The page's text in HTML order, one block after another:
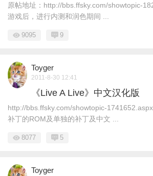
原帖地址：http://bbs.ffsky.com/showtopic-
游戏后，进行内测和润色期间 ...
9095 9
Toyger
2011-8-30 12:41
《Live A Live》中文汉化版
http://bbs.ffsky.com/showtopic-
补丁的ROM及单独的补丁及中文 ...
8077 5
Toyger